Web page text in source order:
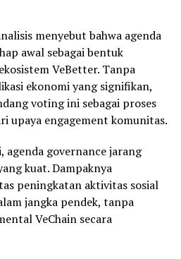
menyebut bahwa agenda
awal sebagai bentuk
VeBetter. Tanpa
ekonomi yang signifikan,
voting ini sebagai proses
upaya engagement komunitas.
agenda governance jarang
kuat. Dampaknya
peningkatan aktivitas sosial
jangka pendek, tanpa
VeChain secara